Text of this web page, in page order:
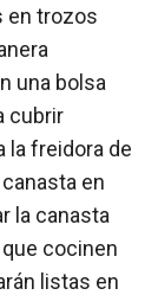
en trozos
una bolsa
cubrir
la freidora de
en
la canasta
cocinen
listas en